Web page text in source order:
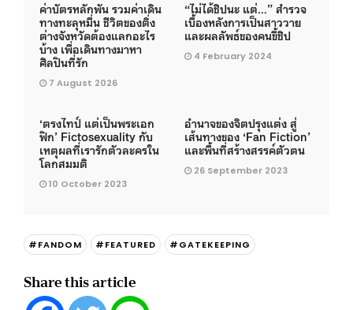
ค่าบัตรหลักพัน รวมค่าเดิน
ทางทะลุหมื่น ชีวิตของติ่ง
ต่างจังหวัดต้องแลกอะไร
บ้าง เพื่อเดินทางมาหา
ศิลปินที่รัก
7 August 2026
“ไม่ได้ชิปนะ แต่…” สำรวจ
เบื้องหลังการเป็นสาววาย
และผลลัพธ์ของคนขี้ชิป
4 February 2024
‘ตรงไทป์ แต่เป็นพระเอก
ฟิก’ Fictosexuality กับ
เหตุผลที่เรารักตัวละครใน
โลกสมมติ
10 October 2023
อำนาจของจิตปรุงแต่ง สู่
เส้นทางของ ‘Fan Fiction’
และพื้นที่สร้างสรรค์ตัวตน
26 September 2023
#FANDOM #FEATURED #GATEKEEPING
Share this article